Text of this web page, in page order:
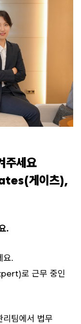
주세요
게이츠),
.
요.
로 근무 중인
리팀에서 법무